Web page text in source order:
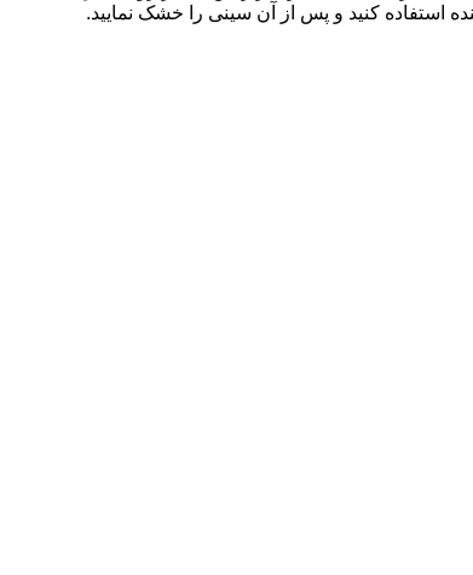
استفاده کنید و پس از آن سینی را خشک نمایید.